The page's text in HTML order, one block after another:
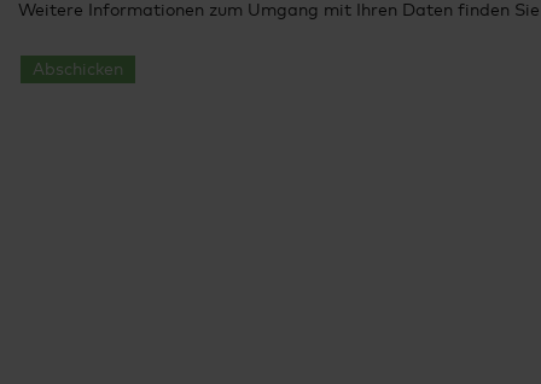
Weitere Informationen zum Umgang mit Ihren Daten finden
Abschicken